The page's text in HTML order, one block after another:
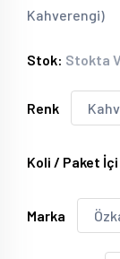
Kahverengi)
Stok: Stokta
Renk
Koli / Paket
Marka